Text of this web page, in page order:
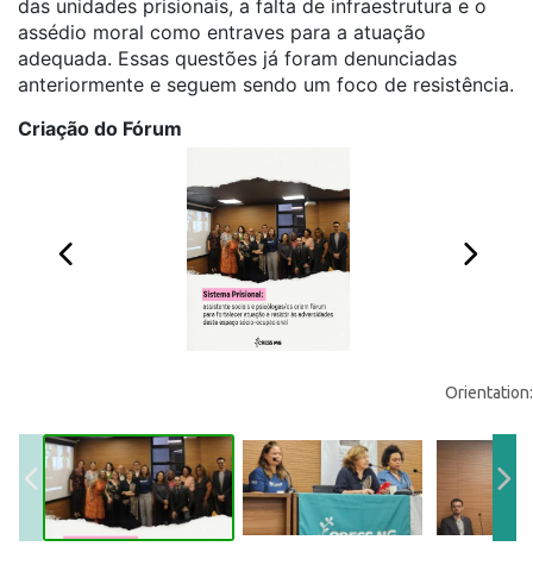
das unidades prisionais, a falta de infraestrutura e o
assédio moral como entraves para a atuação
adequada. Essas questões já foram denunciadas
anteriormente e seguem sendo um foco de resistência.
Criação do Fórum